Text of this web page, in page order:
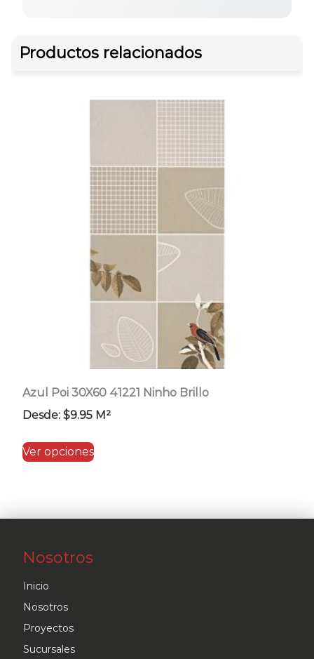
Productos relacionados
Azul Poi 30X60 41221 Ninho Brillo
Desde: $9.95 M²
Ver opciones
variantes.
Nosotros
Inicio
Nosotros
Proyectos
Sucursales